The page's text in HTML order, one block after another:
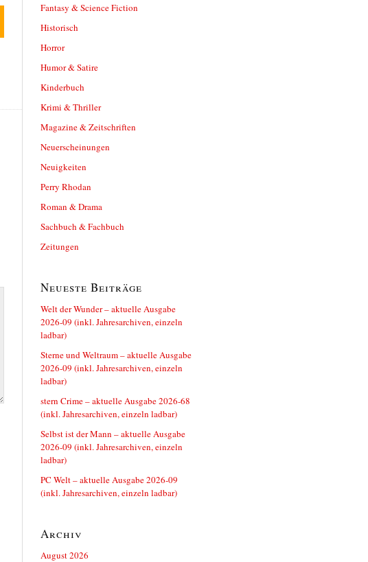
Fantasy & Science Fiction
Historisch
Horror
Humor & Satire
Kinderbuch
Krimi & Thriller
Magazine & Zeitschriften
Neuerscheinungen
Neuigkeiten
Perry Rhodan
Roman & Drama
Sachbuch & Fachbuch
Zeitungen
Neueste Beiträge
Welt der Wunder – aktuelle Ausgabe
2026-09 (inkl. Jahresarchiven, einzeln
ladbar)
Sterne und Weltraum – aktuelle Ausgabe
2026-09 (inkl. Jahresarchiven, einzeln
ladbar)
stern Crime – aktuelle Ausgabe 2026-68
(inkl. Jahresarchiven, einzeln ladbar)
Selbst ist der Mann – aktuelle Ausgabe
2026-09 (inkl. Jahresarchiven, einzeln
ladbar)
PC Welt – aktuelle Ausgabe 2026-09
(inkl. Jahresarchiven, einzeln ladbar)
Archiv
August 2026